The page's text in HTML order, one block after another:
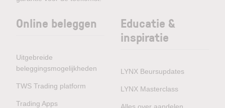
Online beleggen
Uitgebreide
beleggingsmogelijkheden
TWS Trading platform
Trading Apps
Educatie &
inspiratie
LYNX Beursupdates
LYNX Masterclass
Alles over aandelen